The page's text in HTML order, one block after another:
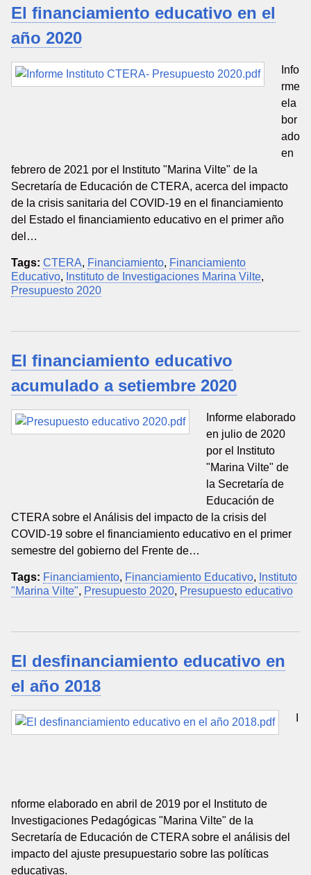
El financiamiento educativo en el
año 2020
Info
rme
ela
bor
ado
en
febrero de 2021 por el Instituto "Marina Vilte" de la
Secretaría de Educación de CTERA, acerca del impacto
de la crisis sanitaria del COVID-19 en el financiamiento
del Estado el financiamiento educativo en el primer año
del…
Tags: CTERA, Financiamiento, Financiamiento
Educativo, Instituto de Investigaciones Marina Vilte,
Presupuesto 2020
El financiamiento educativo
acumulado a setiembre 2020
Informe elaborado
en julio de 2020
por el Instituto
"Marina Vilte" de
la Secretaría de
Educación de
CTERA sobre el Análisis del impacto de la crisis del
COVID-19 sobre el financiamiento educativo en el primer
semestre del gobierno del Frente de…
Tags: Financiamiento, Financiamiento Educativo, Instituto
"Marina Vilte", Presupuesto 2020, Presupuesto educativo
El desfinanciamiento educativo en
el año 2018
nforme elaborado en abril de 2019 por el Instituto de
Investigaciones Pedagógicas "Marina Vilte" de la
Secretaría de Educación de CTERA sobre el análisis del
impacto del ajuste presupuestario sobre las políticas
educativas.